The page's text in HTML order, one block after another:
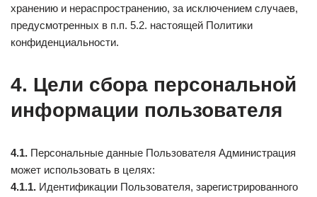
хранению и нераспространению, за исключением случаев,
предусмотренных в п.п. 5.2. настоящей Политики
конфиденциальности.
4. Цели сбора персональной
информации пользователя
4.1. Персональные данные Пользователя Администрация
может использовать в целях:
4.1.1. Идентификации Пользователя, зарегистрированного